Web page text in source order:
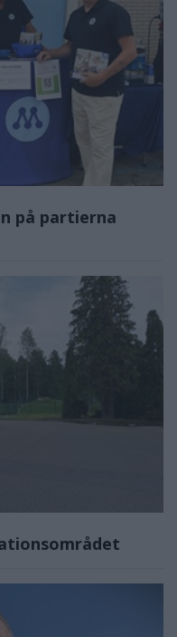
på partierna